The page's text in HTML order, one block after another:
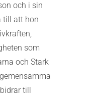
och i sin
till att hon
som
och Stark
till